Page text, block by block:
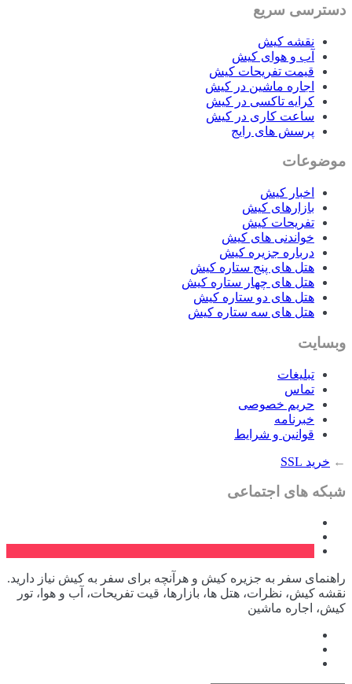
دسترسی سریع
نقشه کیش
آب و هوای کیش
قیمت تفریحات کیش
اجاره ماشین در کیش
کرایه تاکسی در کیش
ساعت کاری در کیش
پرسش های رایج
موضوعات
اخبار کیش
بازارهای کیش
تفریحات کیش
خواندنی های کیش
درباره جزیره کیش
هتل های پنج ستاره کیش
هتل های چهار ستاره کیش
هتل های دو ستاره کیش
هتل های سه ستاره کیش
وبسایت
تبلیغات
تماس
حریم خصوصی
خبرنامه
قوانین و شرایط
← خرید SSL
شبکه های اجتماعی
راهنمای سفر به جزیره کیش و هرآنچه برای سفر به کیش نیاز دارید.
نقشه کیش، نظرات، هتل ها، بازارها، قیت تفریحات، آب و هوا، تور
کیش، اجاره ماشین